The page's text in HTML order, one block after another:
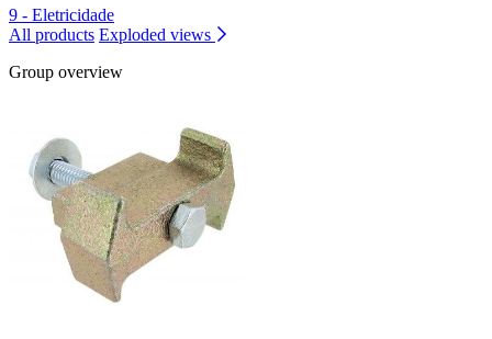
9 - Eletricidade
All products Exploded views
Group overview